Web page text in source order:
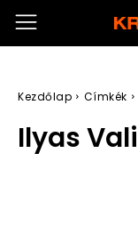
Kezdőlap Címkék
Ilyas Vali